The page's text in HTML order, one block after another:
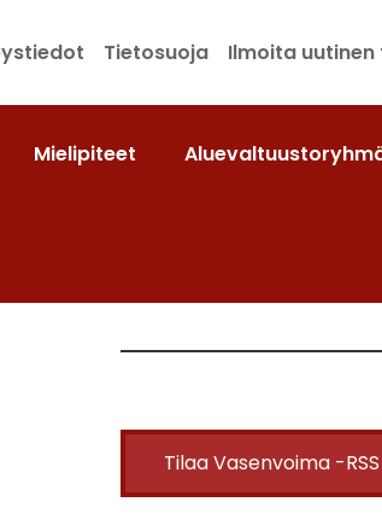
Tietosuoja Ilmoita
Mielipiteet
Tilaa Vasenvoima -